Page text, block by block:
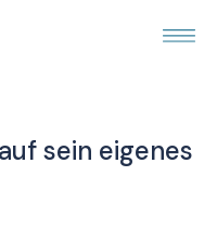
sein eigenes